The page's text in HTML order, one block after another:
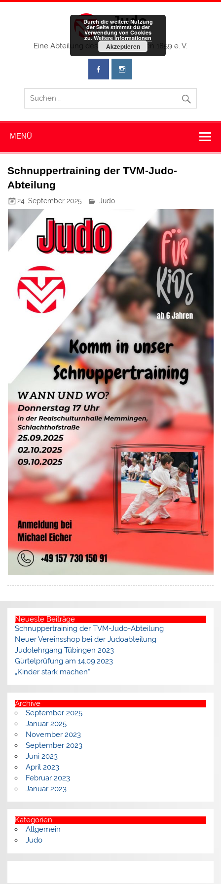
Zum
Judo
Eine Abteilung des TV Memmingen 1859 e. V.
MENÜ
Schnuppertraining der TVM-Judo-
Abteilung
24. September 2025 Judo
Neueste Beiträge
Schnuppertraining der TVM-Judo-Abteilung
Neuer Vereinsshop bei der Judoabteilung
Judolehrgang Tübingen 2023
Gürtelprüfung am 14.09.2023
„Kinder stark machen“
Archive
September 2025
Januar 2025
November 2023
September 2023
Juni 2023
April 2023
Februar 2023
Januar 2023
Kategorien
Allgemein
Judo
Durch die weitere Nutzung
der Seite stimmst du der
Verwendung von Cookies
zu.Weitere Informationen
Akzeptieren